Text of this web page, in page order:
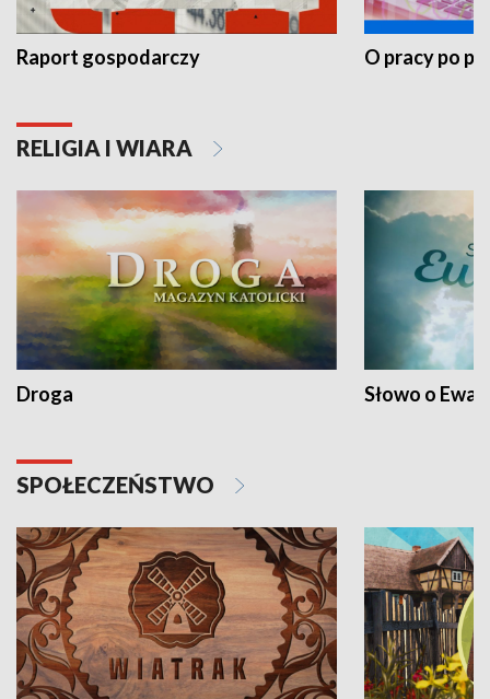
Raport gospodarczy O pracy po
RELIGIA I WIARA
Droga Słowo o
SPOŁECZEŃSTWO